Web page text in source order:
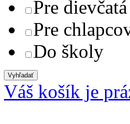
Pre dievčatá
Pre
Do školy
Váš košík je